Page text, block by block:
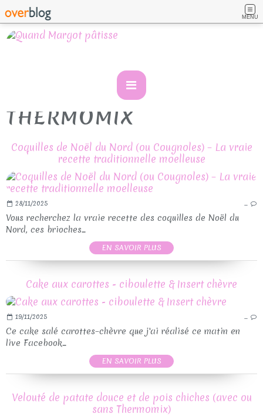
MENU
THERMOMIX
Coquilles de Noël du Nord (ou Cougnoles) – La vraie
recette traditionnelle moelleuse
28/11/2025 …
Vous recherchez la vraie recette des coquilles de Noël du
Nord, ces brioches...
EN SAVOIR PLUS
Cake aux carottes - ciboulette & Insert chèvre
19/11/2025 …
Ce cake salé carottes–chèvre que j'ai réalisé ce matin en
live Facebook...
EN SAVOIR PLUS
Velouté de patate douce et de pois chiches (avec ou
sans Thermomix)